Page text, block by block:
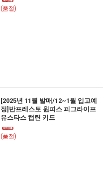
(품절)
[2025년 11월 발매/12~1월 입고예
정]반프레스토 원피스 피그라이프
유스타스 캡틴 키드
(품절)